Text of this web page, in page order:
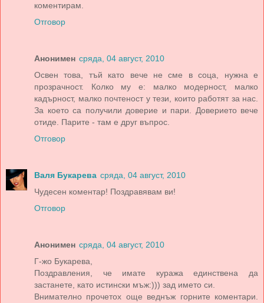
коментирам.
Отговор
Анонимен сряда, 04 август, 2010
Освен това, тъй като вече не сме в соца, нужна е
прозрачност. Колко му е: малко модерност, малко
кадърност, малко почтеност у тези, които работят за нас.
За което са получили доверие и пари. Доверието вече
отиде. Парите - там е друг въпрос.
Отговор
Валя Букарева сряда, 04 август, 2010
Чудесен коментар! Поздравявам ви!
Отговор
Анонимен сряда, 04 август, 2010
Г-жо Букарева,
Поздравления, че имате куража единствена да
застанете, като истински мъж:))) зад името си.
Внимателно прочетох още веднъж горните коментари.